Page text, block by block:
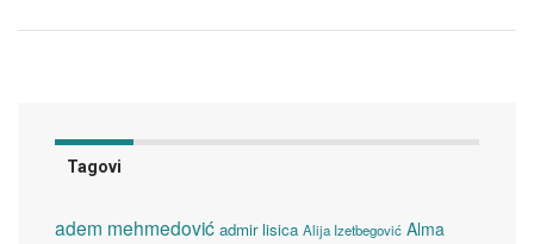
Tagovi
adem mehmedović admir lisica Alija Izetbegović Alma